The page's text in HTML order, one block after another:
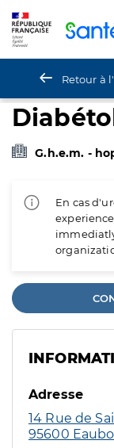
Retour à
G.h.e.m. -
En cas
Adresse
14 Rue de
95600